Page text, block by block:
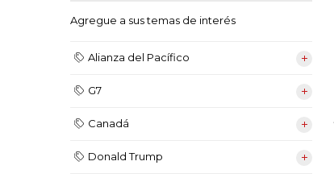
Agregue a sus temas de interés
Alianza del Pacífico
G7
Canadá
Donald Trump